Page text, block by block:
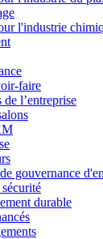
l'industrie
faire
l’entreprise
gouvernance
durable